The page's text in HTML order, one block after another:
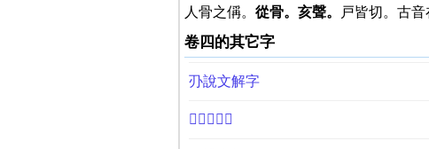
人骨之偁。 從骨。亥聲。 戸皆切。古音
卷四的其它字
刅說文解字
𤔌說文解字